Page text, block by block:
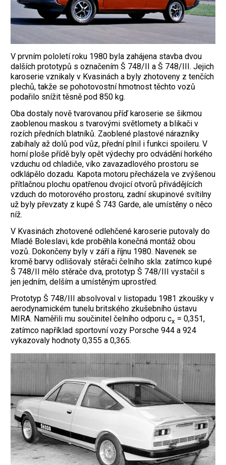
V prvním pololetí roku 1980 byla zahájena stavba dvou
dalších prototypů s označením Š 748/II a Š 748/III. Jejich
karoserie vznikaly v Kvasinách a byly zhotoveny z tenčích
plechů, takže se pohotovostní hmotnost těchto vozů
podařilo snížit těsně pod 850 kg.
Oba dostaly nově tvarovanou příď karoserie se šikmou
zaoblenou maskou s tvarovými světlomety a blikači v
rozích předních blatníků. Zaoblené plastové nárazníky
zabíhaly až dolů pod vůz, přední plnil i funkci spoileru. V
horní ploše přídě byly opět ­výdechy pro odvádění horkého
vzduchu od chladiče, víko zavazadlového prostoru se
odklápělo dozadu. Kapota motoru ­přecházela ve zvýšenou
přítlačnou plochu opatřenou dvojicí otvorů přivádějících
vzduch do motorového prostoru, zadní skupinové svítilny
už byly převzaty z kupé Š 743 Garde, ale umístěny o něco
níž.
V Kvasinách zhotovené odlehčené karoserie putovaly do
Mladé Boleslavi, kde proběhla konečná montáž obou
vozů. Dokončeny byly v září a říjnu 1980. Navenek se
kromě barvy odlišovaly stěrači čelního skla: zatímco kupé
Š 748/II mělo stěrače dva, prototyp Š 748/III vystačil s
jen jedním, delším a umístěným uprostřed.
Prototyp Š 748/III absolvoval v listopadu 1981 zkoušky v
aerodynamickém tunelu britského zkušebního ústavu
MIRA. Naměřili mu součinitel čelního odporu cx = 0,351,
zatímco například sportovní vozy Porsche 944 a 924
vykazovaly hodnoty 0,355 a 0,365.